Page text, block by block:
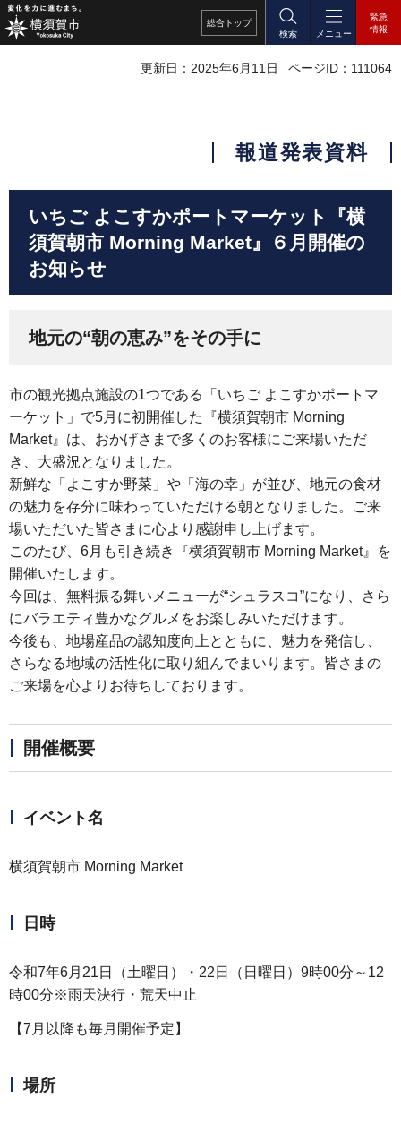
総合 トップ
検索
メニュー
緊急
情報
更新日：2025年6月11日 ページID：111064
報道発表資料
いちご よこすかポートマーケット『横
須賀朝市 Morning Market』６月開催の
お知らせ
地元の“朝の恵み”をその手に
市の観光拠点施設の1つである「いちご よこすかポートマ
ーケット」で5月に初開催した『横須賀朝市 Morning
Market』は、おかげさまで多くのお客様にご来場いただ
き、大盛況となりました。
新鮮な「よこすか野菜」や「海の幸」が並び、地元の食材
の魅力を存分に味わっていただける朝となりました。ご来
場いただいた皆さまに心より感謝申し上げます。
このたび、6月も引き続き『横須賀朝市 Morning Market』を
開催いたします。
今回は、無料振る舞いメニューが“シュラスコ”になり、さら
にバラエティ豊かなグルメをお楽しみいただけます。
今後も、地場産品の認知度向上とともに、魅力を発信し、
さらなる地域の活性化に取り組んでまいります。皆さまの
ご来場を心よりお待ちしております。
開催概要
イベント名
横須賀朝市 Morning Market
日時
令和7年6月21日（土曜日）・22日（日曜日）9時00分～12
時00分※雨天決行・荒天中止
【7月以降も毎月開催予定】
場所